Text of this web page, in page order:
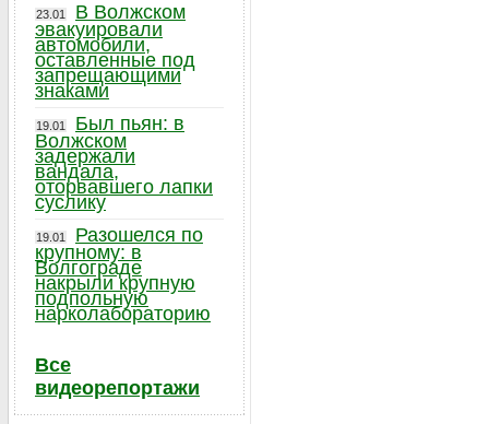
23.01
В Волжском
эвакуировали
автомобили,
оставленные под
запрещающими
знаками
19.01
Был пьян: в
Волжском
задержали
вандала,
оторвавшего лапки
суслику
19.01
Разошелся по
крупному: в
Волгограде
накрыли крупную
подпольную
нарколабораторию
Все
видеорепортажи